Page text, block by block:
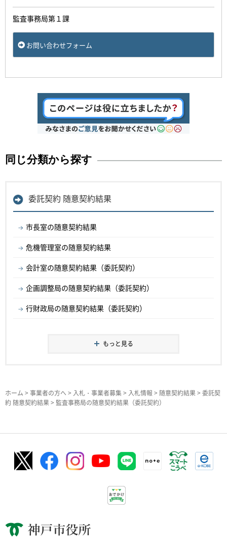
監査事務局第１課
お問い合わせフォーム
同じ分類から探す
委託契約 随意契約結果
市長室の随意契約結果
危機管理室の随意契約結果
会計室の随意契約結果（委託契約）
企画調整局の随意契約結果（委託契約）
行財政局の随意契約結果（委託契約）
もっと見る
ホーム > 事業者の方へ > 入札・事業者募集> 入札情報 > 随意契約結果> 委託契
約 随意契約結果> 監査事務局の随意契約結果（委託契約）
神戸市役所